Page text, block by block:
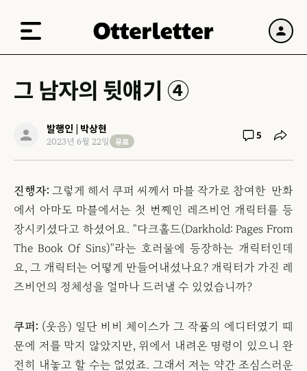
그 남자의 뒷얘기 ④
발행인 | 박상현
2023년 6월 22일 유료 5
진행자: 그렇게 해서 쿠퍼 씨께서 마블 작가로 참여한 만화
에서 아마도 마블에서는 첫 번째인 레즈비언 캐릭터를 등
장시키셨다고 하셨어요. "다크홀드(Darkhold: Pages From
The Book Of Sins)"라는 호러물에 등장하는 캐릭터인데
요, 그 캐릭터는 어떻게 만들어내셨나요? 캐릭터가 가진 레
즈비언의 정체성을 얼마나 드러낼 수 있었습니까?
쿠퍼: (웃음) 일단 바비 체이스가 그 작품의 에디터였기 때
문에 저를 막지 않았지만, 위에서 내려온 명령이 있으니 완
전히 내놓고 할 수는 없었죠. 그래서 저는 약간 조심스러운